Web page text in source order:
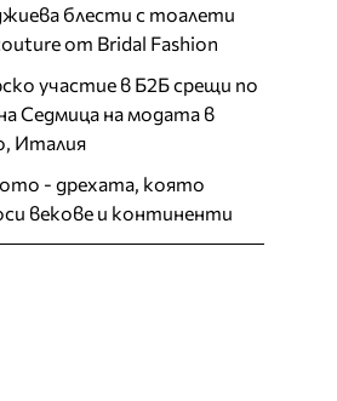
блести с тоалети
от Bridal Fashion
участие в Б2Б срещи по
Седмица на модата в
Италия
- дрехата, която
векове и континенти